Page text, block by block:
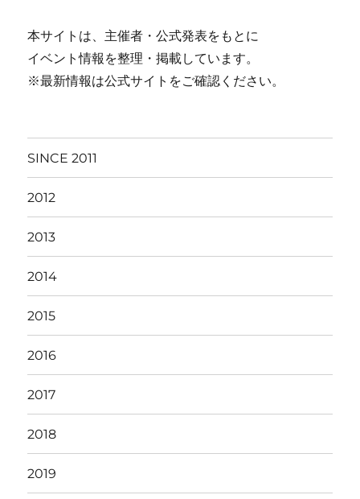
本サイトは、主催者・公式発表をもとに
イベント情報を整理・掲載しています。
※最新情報は公式サイトをご確認ください。
SINCE 2011
2012
2013
2014
2015
2016
2017
2018
2019